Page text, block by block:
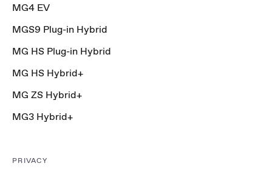
MG4 EV
MGS9 Plug-in Hybrid
MG HS Plug-in Hybrid
MG HS Hybrid+
MG ZS Hybrid+
MG3 Hybrid+
PRIVACY